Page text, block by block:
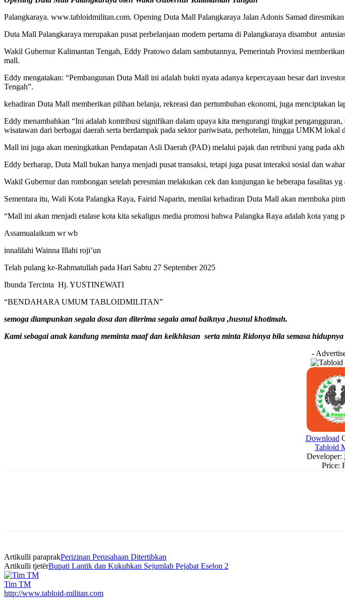
Palangkaraya. www.tabloidmilitan.com. Opening Duta Mall Palangkaraya Jalan Adonis Samad
Duta Mall Palangkaraya merupakan pusat perbelanjaan modern pertama di Palangkaraya disambut
Wakil Gubernur Kalimantan Tengah, Eddy Pratowo dalam sambutannya, Pemerintah Provinsi
mall.
Eddy mengatakan: “Pembangunan Duta Mall ini adalah bukti nyata adanya kepercayaan besar dari
Tengah”.
kehadiran Duta Mall memberikan pilihan belanja, rekreasi dan pertumbuhan ekonomi, juga menciptakan
Eddy menambahkan “Ini adalah kontribusi signifikan dalam upaya kita mengurangi tingkat
wisatawan dari berbagai daerah serta berdampak pada sektor pariwisata, perhotelan, hingga UMKM lokal
Mall ini juga akan meningkatkan Pendapatan Asli Daerah (PAD) melalui pajak dan retribusi yang pada
Eddy berharap, Duta Mall bukan hanya menjadi pusat transaksi, tetapi juga pusat interaksi sosial dan
Wakil Gubernur dan rombongan setelah peresmian melakukan cek dan kunjungan ke beberapa fasalitas
Sementara itu, Wali Kota Palangka Raya, Fairid Naparin, menilai kehadiran Duta Mall akan membuka
“Mall ini akan menjadi etalase kota kita sekaligus media promosi bahwa Palangka Raya adalah kota
Assamualaikum wr wb
innalilahi Wainna Illahi roji’un
Telah pulang ke-Rahmatullah pada Hari Sabtu 27 September 2025
Ibunda Tercinta Hj. YUSTINEWATI
“BENDAHARA UMUM TABLOIDMILITAN”
semoga diampunkan segala dosa dan diterima segala amal baiknya ,husnul khotimah.
Kami sebagai anak kandung meminta maaf dan keikhlasan serta minta Ridonya bila semasa
-
Download
Tabloid
Developer:
Price:
Artikulli paraprakPerizinan Perusahaan Ditertibkan
Artikulli tjetërBupati Lantik dan Kukuhkan Sejumlah Pejabat Eselon 2
Tim TM
http://www.tabloid-militan.com